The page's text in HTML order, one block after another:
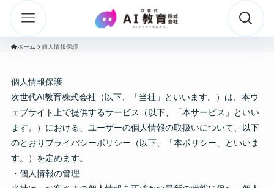
ホーム 個人情報保護
個人情報保護
次世代AI教育株式会社（以下、「当社」といいます。）は、本ウ
ェブサイト上で提供するサービス（以下、「本サービス」といい
ます。）における、ユーザーの個人情報の取扱いについて、以下
のとおりプライバシーポリシー（以下、「本ポリシー」といいま
す。）を定めます。
・個人情報の管理